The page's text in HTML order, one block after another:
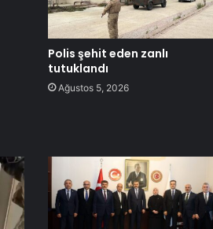
Polis şehit eden zanlı
tutuklandı
Ağustos 5, 2026